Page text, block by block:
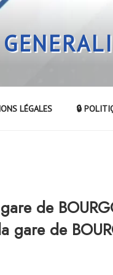
LÉGALES 🔒
de
gare de